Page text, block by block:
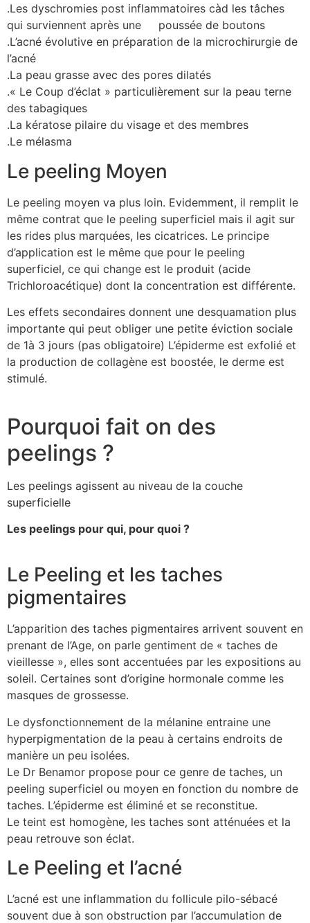
.Les dyschromies post inflammatoires càd les tâches
qui surviennent après une poussée de boutons
.L’acné évolutive en préparation de la microchirurgie de
l’acné
.La peau grasse avec des pores dilatés
.« Le Coup d’éclat » particulièrement sur la peau terne
des tabagiques
.La kératose pilaire du visage et des membres
.Le mélasma
Le peeling Moyen
Le peeling moyen va plus loin. Evidemment, il remplit le
même contrat que le peeling superficiel mais il agit sur
les rides plus marquées, les cicatrices. Le principe
d’application est le même que pour le peeling
superficiel, ce qui change est le produit (acide
Trichloroacétique) dont la concentration est différente.
Les effets secondaires donnent une desquamation plus
importante qui peut obliger une petite éviction sociale
de 1à 3 jours (pas obligatoire) L’épiderme est exfolié et
la production de collagène est boostée, le derme est
stimulé.
Pourquoi fait on des
peelings ?
Les peelings agissent au niveau de la couche
superficielle
Les peelings pour qui, pour quoi ?
Le Peeling et les taches
pigmentaires
L’apparition des taches pigmentaires arrivent souvent en
prenant de l’Age, on parle gentiment de « taches de
vieillesse », elles sont accentuées par les expositions au
soleil. Certaines sont d’origine hormonale comme les
masques de grossesse.
Le dysfonctionnement de la mélanine entraine une
hyperpigmentation de la peau à certains endroits de
manière un peu isolées.
Le Dr Benamor propose pour ce genre de taches, un
peeling superficiel ou moyen en fonction du nombre de
taches. L’épiderme est éliminé et se reconstitue.
Le teint est homogène, les taches sont atténuées et la
peau retrouve son éclat.
Le Peeling et l’acné
L’acné est une inflammation du follicule pilo-sébacé
souvent due à son obstruction par l’accumulation de